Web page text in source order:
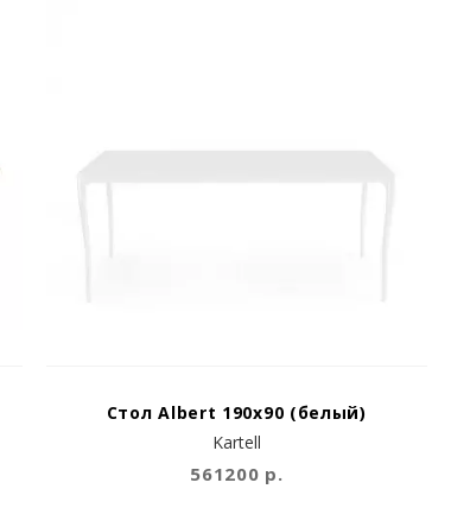
Kartell
Стол Albert 190x90 (белый)
561200 р.